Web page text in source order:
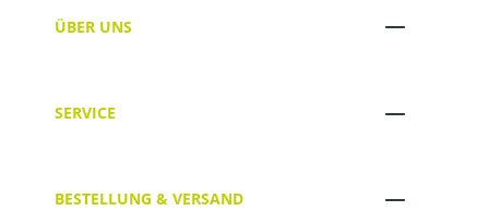
ÜBER UNS
SERVICE
BESTELLUNG & VERSAND